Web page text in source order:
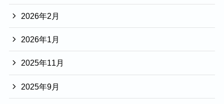
2026年2月
2026年1月
2025年11月
2025年9月